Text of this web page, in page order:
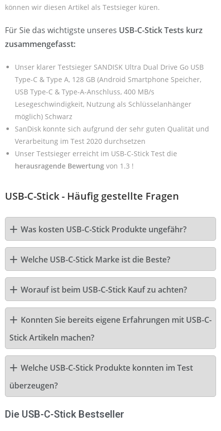
können wir diesen Artikel als Testsieger küren.
Für Sie das wichtigste unseres USB-C-Stick Tests kurz
zusammengefasst:
Unser klarer Testsieger SANDISK Ultra Dual Drive Go USB
Type-C & Type A, 128 GB (Android Smartphone Speicher,
USB Type-C & Type-A-Anschluss, 400 MB/s
Lesegeschwindigkeit, Nutzung als Schlüsselanhänger
möglich) Schwarz
SanDisk konnte sich aufgrund der sehr guten Qualität und
Verarbeitung im Test 2020 durchsetzen
Unser Testsieger erreicht im USB-C-Stick Test die
herausragende Bewertung von 1.3 !
USB-C-Stick - Häufig gestellte Fragen
Was kosten USB-C-Stick Produkte ungefähr?
Welche USB-C-Stick Marke ist die Beste?
Worauf ist beim USB-C-Stick Kauf zu achten?
Konnten Sie bereits eigene Erfahrungen mit USB-C-
Stick Artikeln machen?
Welche USB-C-Stick Produkte konnten im Test
überzeugen?
Die USB-C-Stick Bestseller